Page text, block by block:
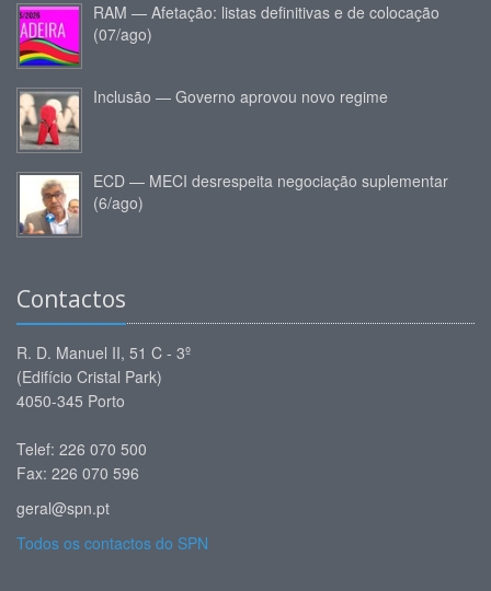
RAM — Afetação: listas definitivas e de colocação
(07/ago)
Inclusão — Governo aprovou novo regime
ECD — MECI desrespeita negociação suplementar
(6/ago)
Contactos
R. D. Manuel II, 51 C - 3º
(Edifício Cristal Park)
4050-345 Porto
Telef: 226 070 500
Fax: 226 070 596
geral@spn.pt
Todos os contactos do SPN